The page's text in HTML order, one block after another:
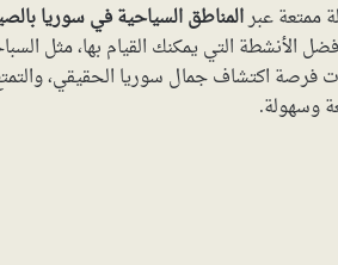
ممتعة عبرالمناطق السياحية في سوريا
الأنشطة التي يمكنك القيام بها، مثل
فرصة اكتشاف جمال سوريا الحقيقي،
وسهولة.